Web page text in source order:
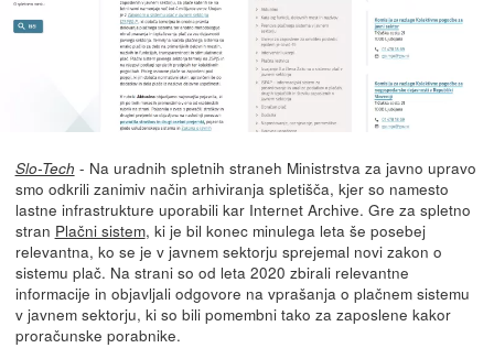
Slo-Tech - Na uradnih spletnih straneh Ministrstva za javno upravo
smo odkrili zanimiv način arhiviranja spletišča, kjer so namesto
lastne infrastrukture uporabili kar Internet Archive. Gre za spletno
stran Plačni sistem, ki je bil konec minulega leta še posebej
relevantna, ko se je v javnem sektorju sprejemal novi zakon o
sistemu plač. Na strani so od leta 2020 zbirali relevantne
informacije in objavljali odgovore na vprašanja o plačnem sistemu
v javnem sektorju, ki so bili pomembni tako za zaposlene kakor
proračunske porabnike.